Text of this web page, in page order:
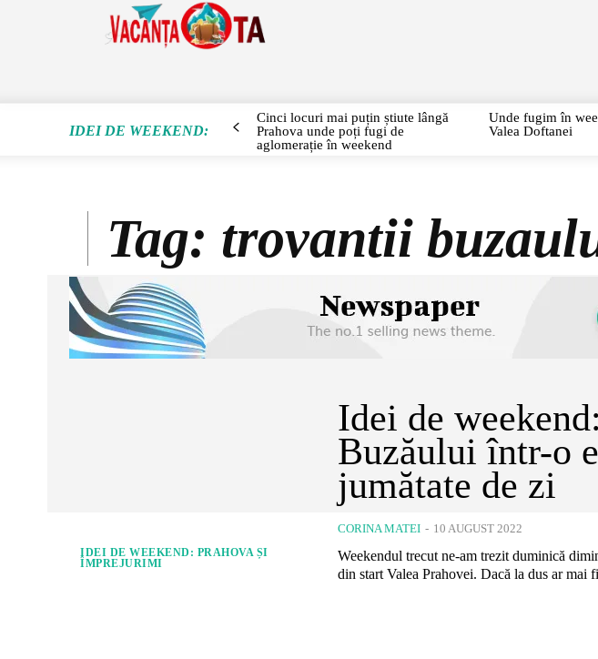
IDEI DE WEEKEND:
Cinci locuri mai puțin știute lângă
Prahova unde poți fugi de
aglomerație în weekend
Unde fugim în
Valea Doftanei
Tag: trovantii
IDEI DE WEEKEND: PRAHOVA ȘI
ÎMPREJURIMI
Idei de
Buzăului într-o
jumătate de zi
CORINA MATEI - 10 AUGUST 2022
Weekendul trecut ne-am trezit duminică
din start Valea Prahovei. Dacă la dus ar mai